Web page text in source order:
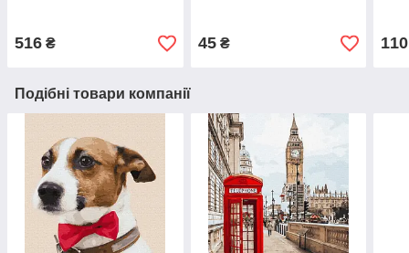
516 ₴ 45₴ 110
Подібні товари компанії